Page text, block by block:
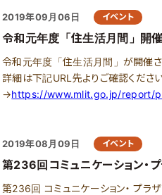
2019年09月06日 イベント
令和元年度「住生活月間」開催
令和元年度「住生活月間」が開催さ
詳細は下記URL先よりご確認ください
→https://www.mlit.go.jp/report/
2019年08月09日 イベント
第236回コミュニケーション・
第236回 コミュニケーション・ プラザ